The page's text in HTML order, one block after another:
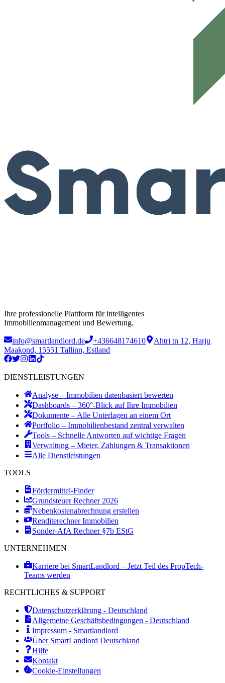
Ihre professionelle Plattform für intelligentes
Immobilienmanagement und Bewertung.
info@smartlandlord.de +436648174610
Ahtri tn 12, Harju
Maakond, 15551 Tallinn, Estland
DIENSTLEISTUNGEN
Analyse – Immobilien datenbasiert bewerten
Dashboards – 360°-Blick auf Ihre Immobilien
Dokumente – Alle Unterlagen an einem Ort
Portfolio – Immobilienbestand zentral verwalten
Tools – Schnelle Antworten auf wichtige Fragen
Verwaltung – Mieter, Zahlungen & Transaktionen
Alle Dienstleistungen
TOOLS
Fördermittel-Finder
Grundsteuer Rechner 2026
Nebenkostenabrechnung erstellen
Renditerechner Immobilien
Sonder-AfA Rechner §7b EStG
UNTERNEHMEN
Karriere bei SmartLandlord – Jetzt Teil des PropTech-
Teams werden
RECHTLICHES & SUPPORT
Datenschutzerklärung - Deutschland
Allgemeine Geschäftsbedingungen - Deutschland
Impressum - Smartlandlord
Über SmartLandlord Deutschland
Hilfe
Kontakt
Cookie-Einstellungen